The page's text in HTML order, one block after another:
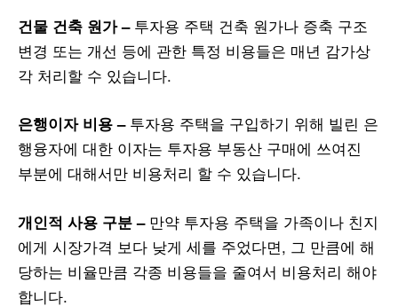
건물 건축 원가– 투자용 주택 건축 원가나 증축 구조
변경 또는 개선 등에 관한 특정 비용들은 매년 감가상
각 처리할 수 있습니다.
은행이자 비용– 투자용 주택을 구입하기 위해 빌린 은
행융자에 대한 이자는 투자용 부동산 구매에 쓰여진
부분에 대해서만 비용처리 할 수 있습니다.
개인적 사용 구분– 만약 투자용 주택을 가족이나 친지
에게 시장가격 보다 낮게 세를 주었다면, 그 만큼에 해
당하는 비율만큼 각종 비용들을 줄여서 비용처리 해야
합니다.